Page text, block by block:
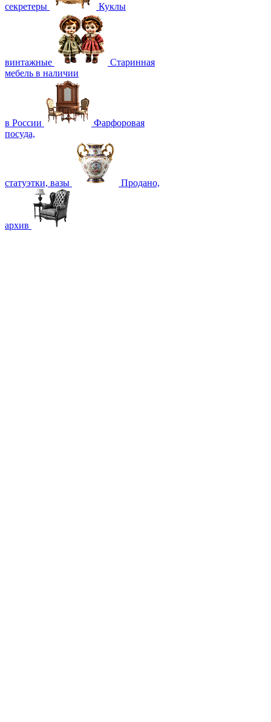
секретеры Куклы
винтажные
Старинная
мебель в наличии
в России
Фарфоровая
посуда,
статуэтки, вазы Продано,
архив